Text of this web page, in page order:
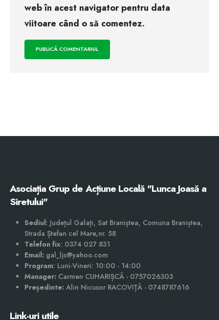
web în acest navigator pentru data
viitoare când o să comentez.
Asociația Grup de Acțiune Locală "Lunca Joasă a
Siretului"
Sediul: Județul Galați, Sat Braniștea, Comuna Braniștea,
Strada Ștefan cel Mare,nr. 58
Telefon fix: 0374 027 831
Email: gal_ljs@yahoo.com
Program: Luni-Vineri: 10:00 - 14:00
Manager: Carmen CUHARIȘCĂ - 0757026303
Președinte: Alin Nicusor RACOVIȚĂ - 0748787616
Link-uri utile